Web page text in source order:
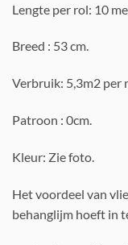
Lengte per rol: 10
Breed : 53 cm.
Verbruik: 5,3m2 per
Patroon : 0cm.
Kleur: Zie foto.
Het voordeel van
behanglijm hoeft in